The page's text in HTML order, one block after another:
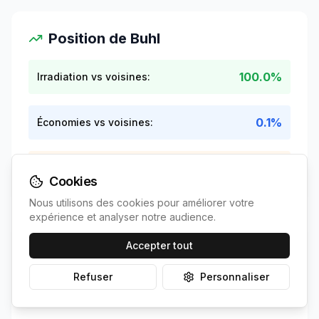
Position de Buhl
Irradiation vs voisines: 100.0%
Économies vs voisines: 0.1%
Contexte national
Irradiation vs France: +1.3%
Cookies
Nous utilisons des cookies pour améliorer votre
expérience et analyser notre audience.
Accepter tout
Refuser Personnaliser